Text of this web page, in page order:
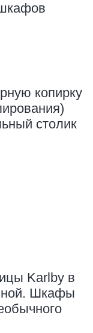
копирку
столик
Karlby в
Шкафы